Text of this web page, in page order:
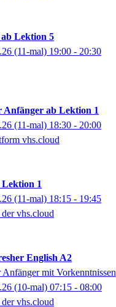
Lektion 5
(11-mal) 19:00 - 20:30
Anfänger ab Lektion 1
(11-mal) 18:30 - 20:00
vhs.cloud
Lektion 1
(11-mal) 18:15 - 19:45
vhs.cloud
English A2
mit Vorkenntnissen
(10-mal) 07:15 - 08:00
vhs.cloud